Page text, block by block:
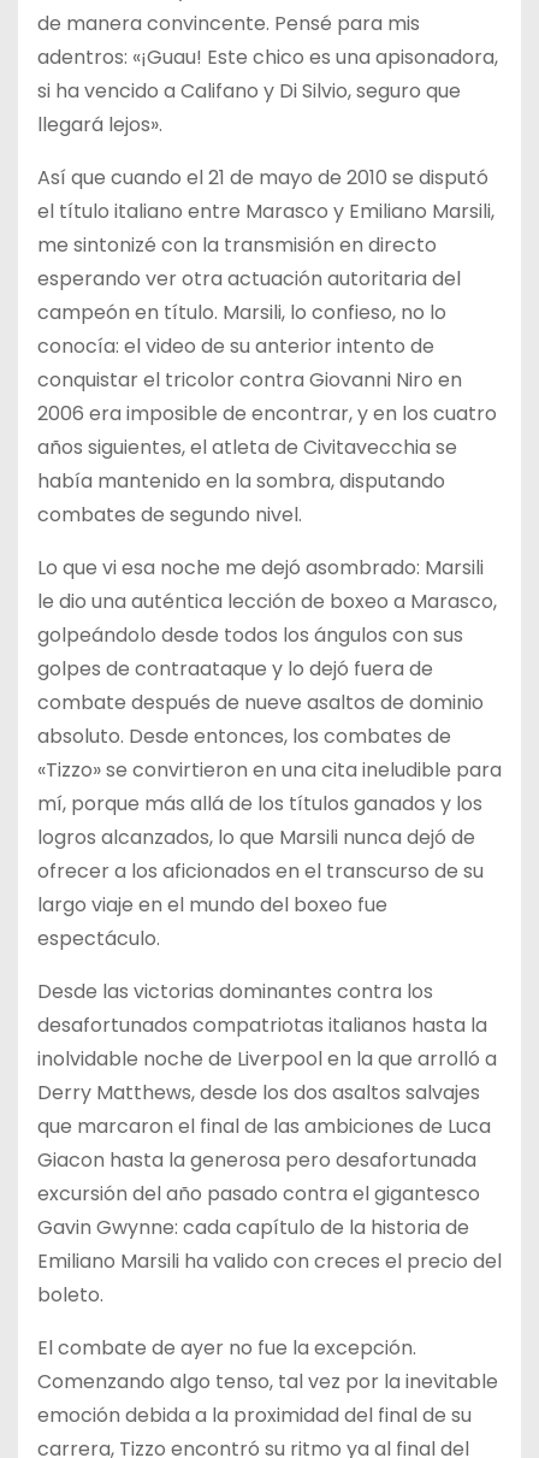
de manera convincente. Pensé para mis
adentros: «¡Guau! Este chico es una apisonadora,
si ha vencido a Califano y Di Silvio, seguro que
llegará lejos».
Así que cuando el 21 de mayo de 2010 se disputó
el título italiano entre Marasco y Emiliano Marsili,
me sintonizé con la transmisión en directo
esperando ver otra actuación autoritaria del
campeón en título. Marsili, lo confieso, no lo
conocía: el video de su anterior intento de
conquistar el tricolor contra Giovanni Niro en
2006 era imposible de encontrar, y en los cuatro
años siguientes, el atleta de Civitavecchia se
había mantenido en la sombra, disputando
combates de segundo nivel.
Lo que vi esa noche me dejó asombrado: Marsili
le dio una auténtica lección de boxeo a Marasco,
golpeándolo desde todos los ángulos con sus
golpes de contraataque y lo dejó fuera de
combate después de nueve asaltos de dominio
absoluto. Desde entonces, los combates de
«Tizzo» se convirtieron en una cita ineludible para
mí, porque más allá de los títulos ganados y los
logros alcanzados, lo que Marsili nunca dejó de
ofrecer a los aficionados en el transcurso de su
largo viaje en el mundo del boxeo fue
espectáculo.
Desde las victorias dominantes contra los
desafortunados compatriotas italianos hasta la
inolvidable noche de Liverpool en la que arrolló a
Derry Matthews, desde los dos asaltos salvajes
que marcaron el final de las ambiciones de Luca
Giacon hasta la generosa pero desafortunada
excursión del año pasado contra el gigantesco
Gavin Gwynne: cada capítulo de la historia de
Emiliano Marsili ha valido con creces el precio del
boleto.
El combate de ayer no fue la excepción.
Comenzando algo tenso, tal vez por la inevitable
emoción debida a la proximidad del final de su
carrera, Tizzo encontró su ritmo ya al final del